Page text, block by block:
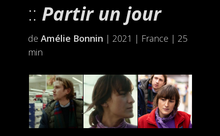
Partir un jour
de Amélie Bonnin | 2021 | France | 25
min